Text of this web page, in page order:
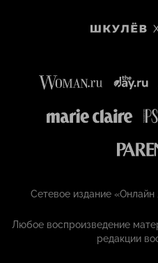
Сетевое издание
Любое воспроизведение
редакции